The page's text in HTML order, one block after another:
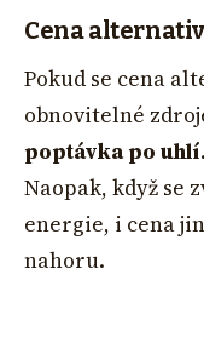
Cena
Pokud se cena
obnovitelné
poptávka po uhlí
Naopak, když se
energie, i cena
nahoru.